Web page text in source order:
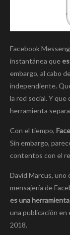
Facebook
instantánea que
embargo, al cabo
independiente.
la red social. Y que
herramienta
Con el tiempo,
Sin embargo,
contentos con el
David Marcus,
mensajería de
es una
una publicación en
2018.